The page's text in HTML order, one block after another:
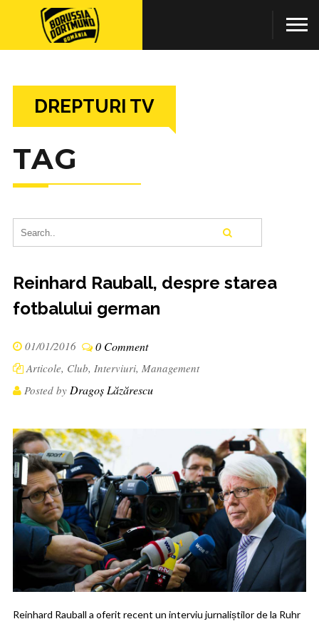
DREPTURI TV
TAG
Reinhard Rauball, despre starea
fotbalului german
01/01/2016 0 Comment
Articole, Club, Interviuri, Management
Posted by Dragoș Lăzărescu
Reinhard Rauball a oferit recent un interviu jurnaliștilor de la Ruhr